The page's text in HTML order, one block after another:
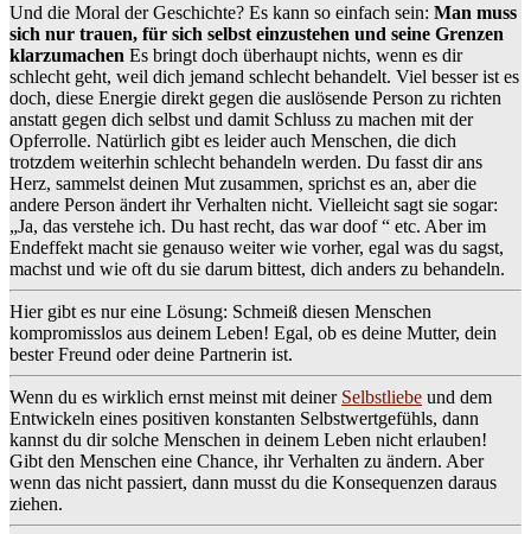
Und die Moral der Geschichte? Es kann so einfach sein: Man muss
sich nur trauen, für sich selbst einzustehen und seine Grenzen
klarzumachen Es bringt doch überhaupt nichts, wenn es dir
schlecht geht, weil dich jemand schlecht behandelt. Viel besser ist es
doch, diese Energie direkt gegen die auslösende Person zu richten
anstatt gegen dich selbst und damit Schluss zu machen mit der
Opferrolle. Natürlich gibt es leider auch Menschen, die dich
trotzdem weiterhin schlecht behandeln werden. Du fasst dir ans
Herz, sammelst deinen Mut zusammen, sprichst es an, aber die
andere Person ändert ihr Verhalten nicht. Vielleicht sagt sie sogar:
„Ja, das verstehe ich. Du hast recht, das war doof “ etc. Aber im
Endeffekt macht sie genauso weiter wie vorher, egal was du sagst,
machst und wie oft du sie darum bittest, dich anders zu behandeln.
Hier gibt es nur eine Lösung: Schmeiß diesen Menschen
kompromisslos aus deinem Leben! Egal, ob es deine Mutter, dein
bester Freund oder deine Partnerin ist.
Wenn du es wirklich ernst meinst mit deiner Selbstliebe und dem
Entwickeln eines positiven konstanten Selbstwertgefühls, dann
kannst du dir solche Menschen in deinem Leben nicht erlauben!
Gibt den Menschen eine Chance, ihr Verhalten zu ändern. Aber
wenn das nicht passiert, dann musst du die Konsequenzen daraus
ziehen.